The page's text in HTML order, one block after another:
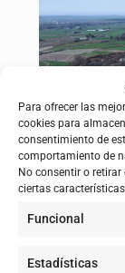
Para ofrecer las
cookies para
consentimiento de
comportamiento de
No consentir o
ciertas
Funcional
Estadísticas